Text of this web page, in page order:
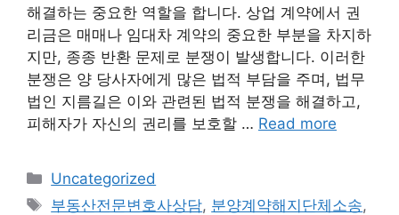
해결하는 중요한 역할을 합니다. 상업 계약에서 권
리금은 매매나 임대차 계약의 중요한 부분을 차지하
지만, 종종 반환 문제로 분쟁이 발생합니다. 이러한
분쟁은 양 당사자에게 많은 법적 부담을 주며, 법무
법인 지름길은 이와 관련된 법적 분쟁을 해결하고,
피해자가 자신의 권리를 보호할 … Read more
Categories
Uncategorized
Tags
부동산전문변호사상담, 분양계약해지단체소송,